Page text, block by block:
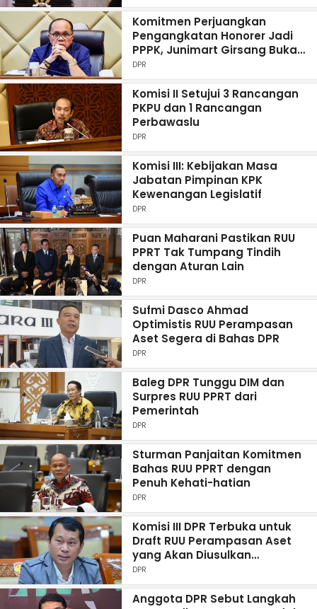
Komitmen Perjuangkan
Pengangkatan Honorer Jadi
PPPK, Junimart Girsang Buka
Ruang Pengaduan Online
DPR
Komisi II Setujui 3 Rancangan
PKPU dan 1 Rancangan
Perbawaslu
DPR
Komisi III: Kebijakan Masa
Jabatan Pimpinan KPK
Kewenangan Legislatif
DPR
Puan Maharani Pastikan RUU
PPRT Tak Tumpang Tindih
dengan Aturan Lain
DPR
Sufmi Dasco Ahmad
Optimistis RUU Perampasan
Aset Segera di Bahas DPR
DPR
Baleg DPR Tunggu DIM dan
Surpres RUU PPRT dari
Pemerintah
DPR
Sturman Panjaitan Komitmen
Bahas RUU PPRT dengan
Penuh Kehati-hatian
DPR
Komisi III DPR Terbuka untuk
Draft RUU Perampasan Aset
yang Akan Diusulkan
Pemerintah
DPR
Anggota DPR Sebut Langkah